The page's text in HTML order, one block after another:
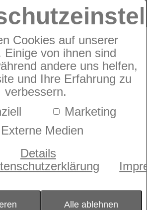
Cookies auf unserer
Einige von ihnen sind
andere uns helfen,
und Ihre Erfahrung zu
verbessern.
Marketing
Externe Medien
Details
Alle ablehnen
Merino